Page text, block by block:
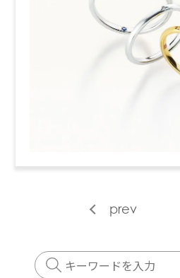
prev